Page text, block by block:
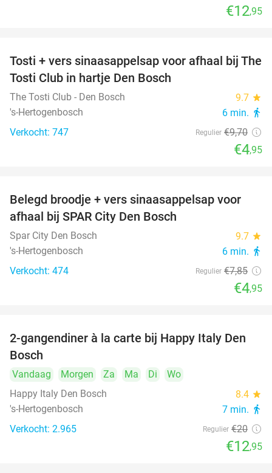
€12,95
49%
Tosti + vers sinaasappelsap voor afhaal bij The
Tosti Club in hartje Den Bosch
The Tosti Club - Den Bosch 9.7 star
's-Hertogenbosch 6 min. directions_walk
Verkocht: 747 Regulier €9,70
€4,95
37%
Belegd broodje + vers sinaasappelsap voor
afhaal bij SPAR City Den Bosch
Spar City Den Bosch 9.7 star
's-Hertogenbosch 6 min. directions_walk
Verkocht: 474 Regulier €7,85
€4,95
35%
2-gangendiner à la carte bij Happy Italy Den
Bosch
Vandaag Morgen Za Ma Di
Wo
Happy Italy Den Bosch
8.4 star
's-Hertogenbosch 7 min. directions_walk
Verkocht: 2.965 Regulier €20
€12,95